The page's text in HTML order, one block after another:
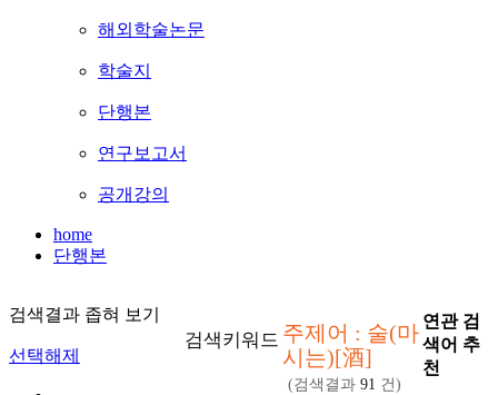
해외학술논문
학술지
단행본
연구보고서
공개강의
home
단행본
검색결과 좁혀 보기
선택해제
검색키워드 주제어 : 술(마
시는)[酒]
(검색결과 91 건)
연관 검
색어 추
천